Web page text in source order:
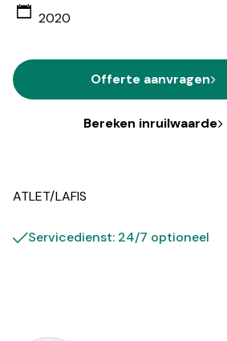
2020
Offerte aanvragen
Bereken inruilwaarde
ATLET/LAFIS
Servicedienst: 24/7 optioneel